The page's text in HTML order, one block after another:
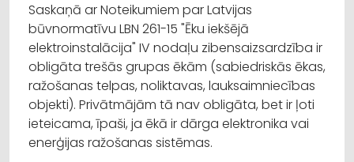
Saskaņā ar Noteikumiem par Latvijas
būvnormatīvu LBN 261-15 "Ēku iekšējā
elektroinstalācija" IV nodaļu zibensaizsardzība ir
obligāta trešās grupas ēkām (sabiedriskās ēkas,
ražošanas telpas, noliktavas, lauksaimniecības
objekti). Privātmājām tā nav obligāta, bet ir ļoti
ieteicama, īpaši, ja ēkā ir dārga elektronika vai
enerģijas ražošanas sistēmas.